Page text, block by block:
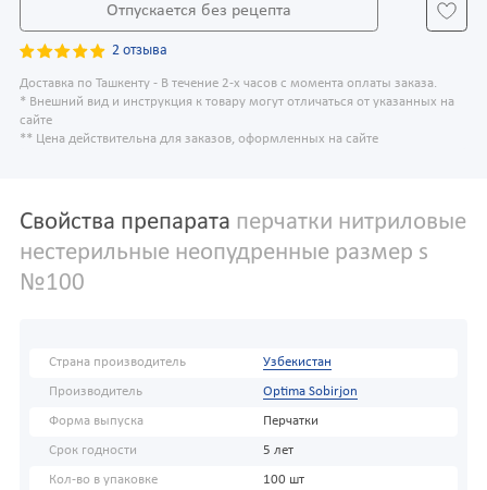
Отпускается без рецепта
2 отзыва
Доставка по Ташкенту - В течение 2-х часов с момента оплаты заказа.
* Внешний вид и инструкция к товару могут отличаться от указанных на
сайте
** Цена действительна для заказов, оформленных на сайте
Свойства препарата перчатки нитриловые
нестерильные неопудренные размер s
№100
Страна производитель Узбекистан
Производитель Optima Sobirjon
Форма выпуска Перчатки
Срок годности 5 лет
Кол-во в упаковке 100 шт